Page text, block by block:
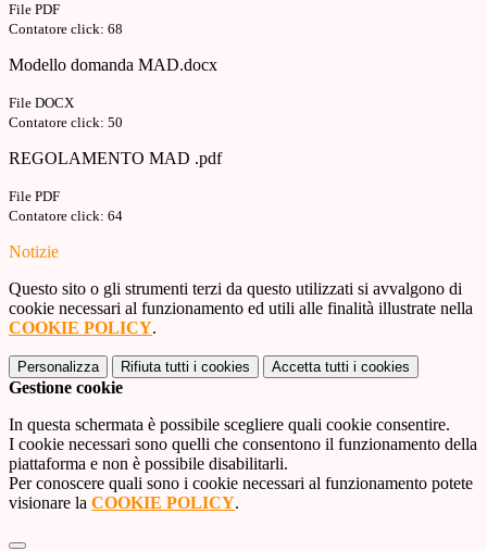
File PDF
Contatore click: 68
Modello domanda MAD.docx
File DOCX
Contatore click: 50
REGOLAMENTO MAD .pdf
File PDF
Contatore click: 64
Notizie
Questo sito o gli strumenti terzi da questo utilizzati si avvalgono di
cookie necessari al funzionamento ed utili alle finalità illustrate nella
COOKIE POLICY.
Personalizza Rifiuta tutti i cookies Accetta tutti i cookies
Gestione cookie
In questa schermata è possibile scegliere quali cookie consentire.
I cookie necessari sono quelli che consentono il funzionamento della
piattaforma e non è possibile disabilitarli.
Per conoscere quali sono i cookie necessari al funzionamento potete
visionare la COOKIE POLICY.